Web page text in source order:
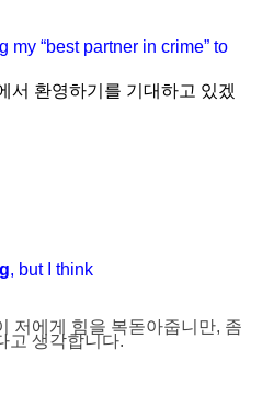
my “best partner in crime” to
서 환영하기를 기대하고 있겠
, but I think
저에게 힘을 복돋아줍니만, 좀
고 생각합니다.